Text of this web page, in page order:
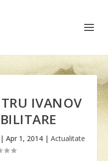
IVANOV
| Apr 1, 2014| Actualitate